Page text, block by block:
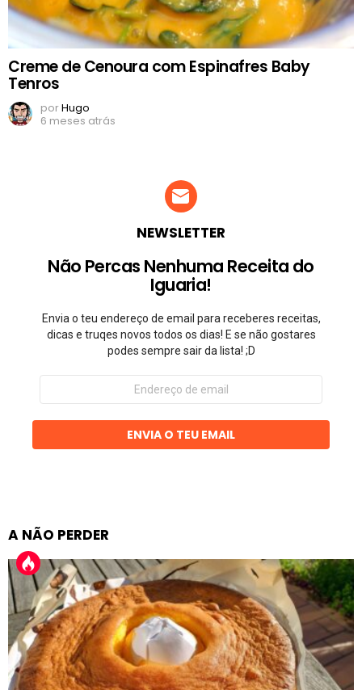
Creme de Cenoura com Espinafres Baby
Tenros
porHugo
6 meses atrás
NEWSLETTER
Não Percas Nenhuma Receita do
Iguaria!
Envia o teu endereço de email para receberes receitas,
dicas e truqes novos todos os dias! E se não gostares
podes sempre sair da lista! ;D
Endereço
email
ENVIA O TEU EMAIL
A NÃO PERDER